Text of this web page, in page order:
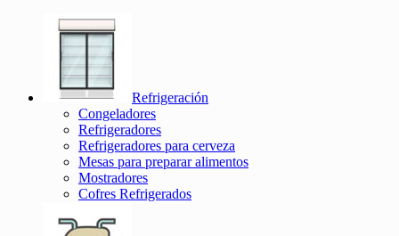
Refrigeración
Congeladores
Refrigeradores
Refrigeradores para cerveza
Mesas para preparar alimentos
Mostradores
Cofres Refrigerados